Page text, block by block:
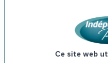
Ce site web